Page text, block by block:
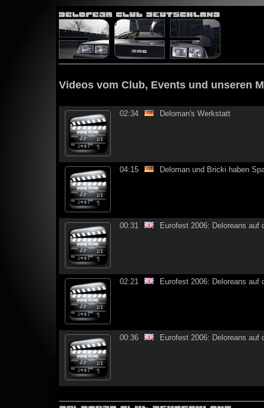
Videos vom Club, Events und unseren
02:34 Deloman's Werkstatt
04:15 Deloman und Bricki haben
00:31 Eurofest 2006: Deloreans auf
02:21 Eurofest 2006: Deloreans auf
00:36 Eurofest 2006: Deloreans auf